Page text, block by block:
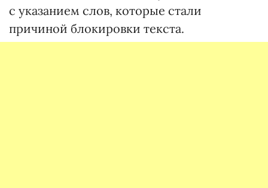
с указанием слов, которые стали
причиной блокировки текста.